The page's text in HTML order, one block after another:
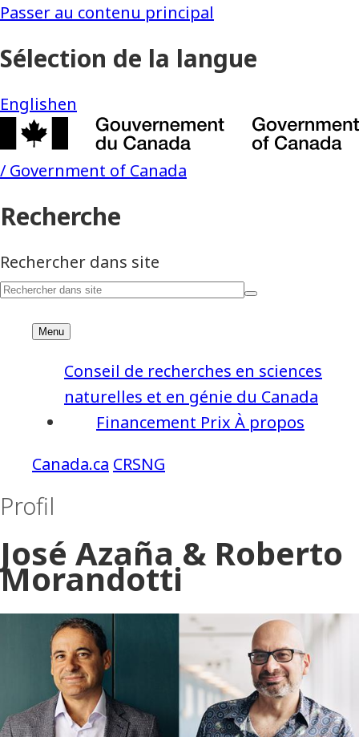
CRSNG
Financement Prix À propos
Conseil de recherches en sciences
naturelles et en génie du Canada
Profil
José Azaña & Roberto
Morandotti